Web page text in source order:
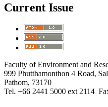
Current Issue
Faculty of Environment and
999 Phutthamonthon 4 Road,
Pathom, 73170
Tel. +66 2441 5000 ext 2114